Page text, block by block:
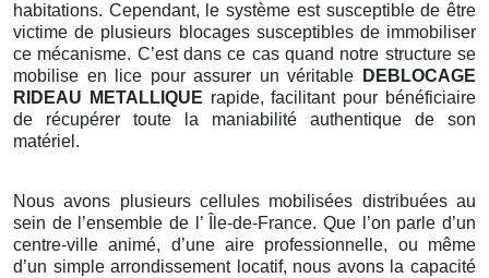
habitations. Cependant, le système est susceptible de être
victime de plusieurs blocages susceptibles de immobiliser
ce mécanisme. C’est dans ce cas quand notre structure se
mobilise en lice pour assurer un véritable
DEBLOCAGE
RIDEAU METALLIQUE rapide, facilitant pour bénéficiaire
de récupérer toute la maniabilité authentique de son
matériel.
Nous avons plusieurs cellules mobilisées distribuées au
sein de l’ensemble de l’ Île-de-France. Que l’on parle d’un
centre-ville animé, d’une aire professionnelle, ou même
d’un simple arrondissement locatif, nous avons la capacité